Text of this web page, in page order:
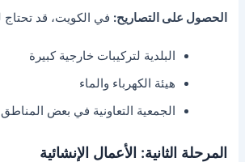
الحصول على التصاريح: في الكويت، قد تحتاج
البلدية لتركيبات خارجية كبيرة
هيئة الكهرباء والماء
الجمعية التعاونية في بعض
المرحلة الثانية: الأعمال الإنشائية